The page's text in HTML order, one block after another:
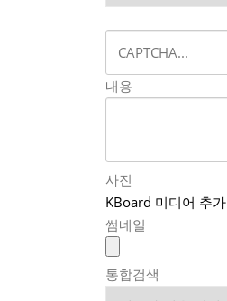
내용
사진
KBoard 미디어 추가
썸네일
통합검색